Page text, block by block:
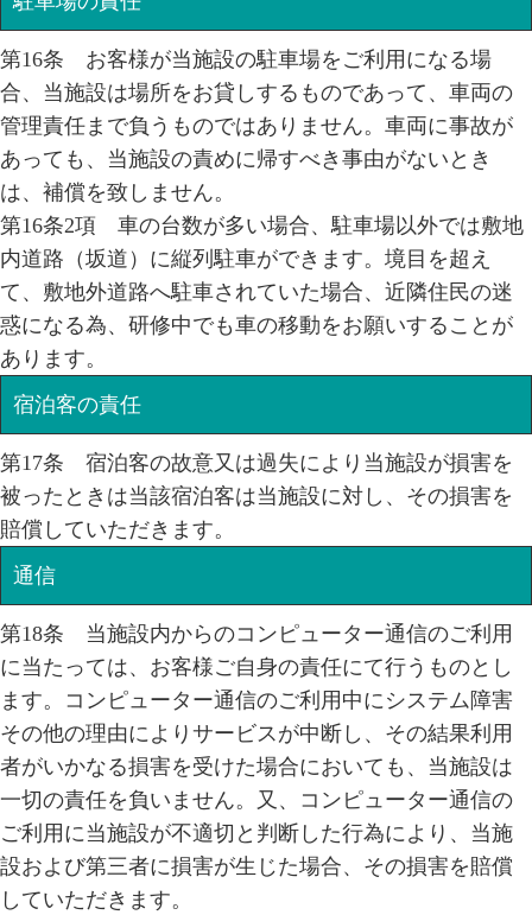
第16条 お客様が当施設の駐車場をご利用になる場
合、当施設は場所をお貸しするものであって、車両の
管理責任まで負うものではありません。車両に事故が
あっても、当施設の責めに帰すべき事由がないとき
は、補償を致しません。
第16条2項 車の台数が多い場合、駐車場以外では敷地
内道路（坂道）に縦列駐車ができます。境目を超え
て、敷地外道路へ駐車されていた場合、近隣住民の迷
惑になる為、研修中でも車の移動をお願いすることが
あります。
宿泊客の責任
第17条 宿泊客の故意又は過失により当施設が損害を
被ったときは当該宿泊客は当施設に対し、その損害を
賠償していただきます。
通信
第18条 当施設内からのコンピューター通信のご利用
に当たっては、お客様ご自身の責任にて行うものとし
ます。コンピューター通信のご利用中にシステム障害
その他の理由によりサービスが中断し、その結果利用
者がいかなる損害を受けた場合においても、当施設は
一切の責任を負いません。又、コンピューター通信の
ご利用に当施設が不適切と判断した行為により、当施
設および第三者に損害が生じた場合、その損害を賠償
していただきます。